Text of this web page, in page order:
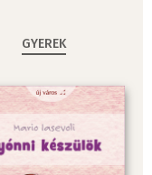
GYEREK